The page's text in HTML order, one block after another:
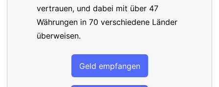
vertrauen, und dabei mit über 47
Währungen in 70 verschiedene Länder
überweisen.
Geld empfangen